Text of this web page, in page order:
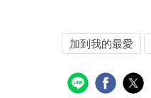
加到我的最愛